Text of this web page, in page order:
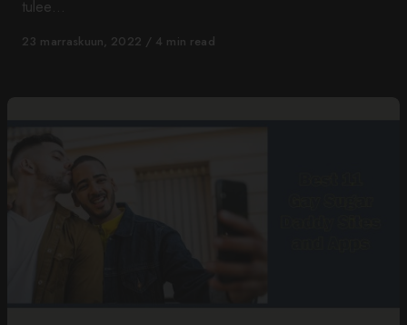
tulee…
Published
23 marraskuun, 2022 4 min read